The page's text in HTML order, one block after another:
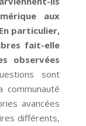
aux
particulier,
fait-elle
observées
sont
avancées
différents,